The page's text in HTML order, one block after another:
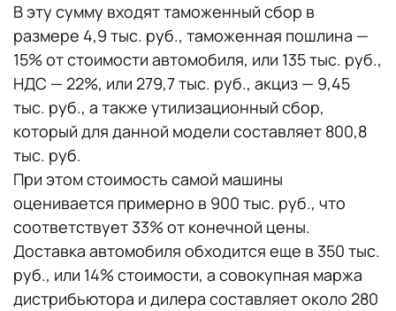
В эту сумму входят таможенный сбор в
размере 4,9 тыс. руб., таможенная пошлина —
15% от стоимости автомобиля, или 135 тыс. руб.,
НДС — 22%, или 279,7 тыс. руб., акциз — 9,45
тыс. руб., а также утилизационный сбор,
который для данной модели составляет 800,8
тыс. руб.
При этом стоимость самой машины
оценивается примерно в 900 тыс. руб., что
соответствует 33% от конечной цены.
Доставка автомобиля обходится еще в 350 тыс.
руб., или 14% стоимости, а совокупная маржа
дистрибьютора и дилера составляет около 280